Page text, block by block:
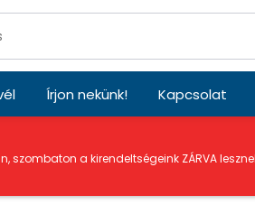
Írjon nekünk! Kapcsolat
szombaton a kirendeltségeink ZÁRVA